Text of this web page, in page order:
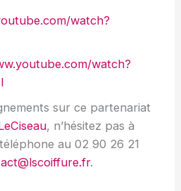
watch?
watch?
sur ce partenariat
, n’hésitez pas à
au 02 90 26 21
.